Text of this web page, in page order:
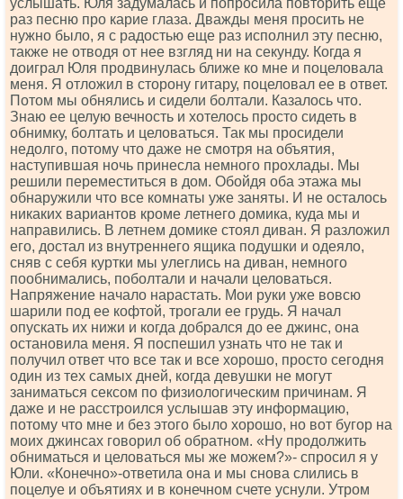
услышать. Юля задумалась и попросила повторить еще
раз песню про карие глаза. Дважды меня просить не
нужно было, я с радостью еще раз исполнил эту песню,
также не отводя от нее взгляд ни на секунду. Когда я
доиграл Юля продвинулась ближе ко мне и поцеловала
меня. Я отложил в сторону гитару, поцеловал ее в ответ.
Потом мы обнялись и сидели болтали. Казалось что.
Знаю ее целую вечность и хотелось просто сидеть в
обнимку, болтать и целоваться. Так мы просидели
недолго, потому что даже не смотря на объятия,
наступившая ночь принесла немного прохлады. Мы
решили переместиться в дом. Обойдя оба этажа мы
обнаружили что все комнаты уже заняты. И не осталось
никаких вариантов кроме летнего домика, куда мы и
направились. В летнем домике стоял диван. Я разложил
его, достал из внутреннего ящика подушки и одеяло,
сняв с себя куртки мы улеглись на диван, немного
пообнимались, поболтали и начали целоваться.
Напряжение начало нарастать. Мои руки уже вовсю
шарили под ее кофтой, трогали ее грудь. Я начал
опускать их нижи и когда добрался до ее джинс, она
остановила меня. Я поспешил узнать что не так и
получил ответ что все так и все хорошо, просто сегодня
один из тех самых дней, когда девушки не могут
заниматься сексом по физиологическим причинам. Я
даже и не расстроился услышав эту информацию,
потому что мне и без этого было хорошо, но вот бугор на
моих джинсах говорил об обратном. «Ну продолжить
обниматься и целоваться мы же можем?»- спросил я у
Юли. «Конечно»-ответила она и мы снова слились в
поцелуе и объятиях и в конечном счете уснули. Утром